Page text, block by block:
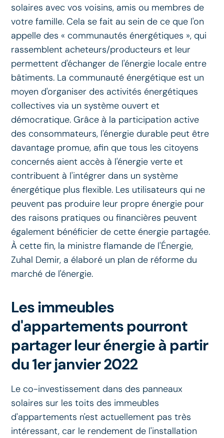
solaires avec vos voisins, amis ou membres de
votre famille. Cela se fait au sein de ce que l'on
appelle des « communautés énergétiques », qui
rassemblent acheteurs/producteurs et leur
permettent d'échanger de l'énergie locale entre
bâtiments. La communauté énergétique est un
moyen d'organiser des activités énergétiques
collectives via un système ouvert et
démocratique. Grâce à la participation active
des consommateurs, l'énergie durable peut être
davantage promue, afin que tous les citoyens
concernés aient accès à l'énergie verte et
contribuent à l'intégrer dans un système
énergétique plus flexible. Les utilisateurs qui ne
peuvent pas produire leur propre énergie pour
des raisons pratiques ou financières peuvent
également bénéficier de cette énergie partagée.
À cette fin, la ministre flamande de l'Énergie,
Zuhal Demir, a élaboré un plan de réforme du
marché de l'énergie.
Les immeubles
d'appartements pourront
partager leur énergie à partir
du 1er janvier 2022
Le co-investissement dans des panneaux
solaires sur les toits des immeubles
d'appartements n'est actuellement pas très
intéressant, car le rendement de l'installation